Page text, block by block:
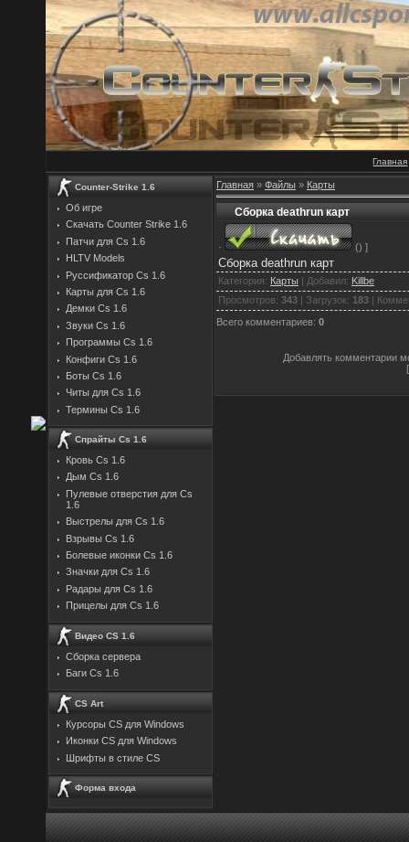
Главная
Counter-Strike 1.6
Об игре
Скачать Counter Strike 1.6
Патчи для Cs 1.6
HLTV Models
Руссификатор Cs 1.6
Карты для Cs 1.6
Демки Cs 1.6
Звуки Cs 1.6
Программы Cs 1.6
Конфиги Cs 1.6
Боты Cs 1.6
Читы для Cs 1.6
Термины Cs 1.6
Спрайты Cs 1.6
Кровь Cs 1.6
Дым Cs 1.6
Пулевые отверстия для Cs
1.6
Выстрелы для Cs 1.6
Взрывы Cs 1.6
Болевые иконки Cs 1.6
Значки для Cs 1.6
Радары для Cs 1.6
Прицелы для Cs 1.6
Видео CS 1.6
Сборка сервера
Баги Cs 1.6
CS Art
Курсоры CS для Windows
Иконки CS для Windows
Шрифты в стиле CS
Форма входа
Главная » Файлы » Карты
Сборка deathrun карт
· () ]
Сборка deathrun карт
Категория: Карты | Добавил: Killbe
Просмотров: 343 | Загрузок: 183 |
Всего комментариев: 0
Добавлять комментарии